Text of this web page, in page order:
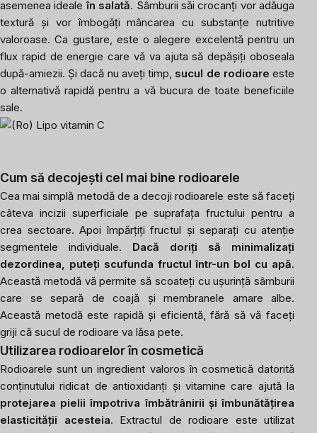
asemenea idealeîn salată. Sâmburii săi crocanți vor adăuga
textură și vor îmbogăți mâncarea cu substanțe nutritive
valoroase. Ca gustare, este o alegere excelentă pentru un
flux rapid de energie care vă va ajuta să depășiți oboseala
după-amiezii. Și dacă nu aveți timp, sucul de rodioare este
o alternativă rapidă pentru a vă bucura de toate beneficiile
sale.
Cum să decojești cel mai bine rodioarele
Cea mai simplă metodă de a decoji rodioarele este să faceți
câteva incizii superficiale pe suprafața fructului pentru a
crea sectoare. Apoi împărțiți fructul și separați cu atenție
segmentele individuale. Dacă doriți să minimalizați
dezordinea, puteți scufunda fructul într-un bol cu apă.
Această metodă vă permite să scoateți cu ușurință sâmburii
care se separă de coajă și membranele amare albe.
Această metodă este rapidă și eficientă, fără să vă faceți
griji că sucul de rodioare va lăsa pete.
Utilizarea rodioarelor în cosmetică
Rodioarele sunt un ingredient valoros în cosmetică datorită
conținutului ridicat de antioxidanți și vitamine care ajută la
protejarea pielii împotriva îmbătrânirii și îmbunătățirea
elasticității acesteia. Extractul de rodioare este utilizat